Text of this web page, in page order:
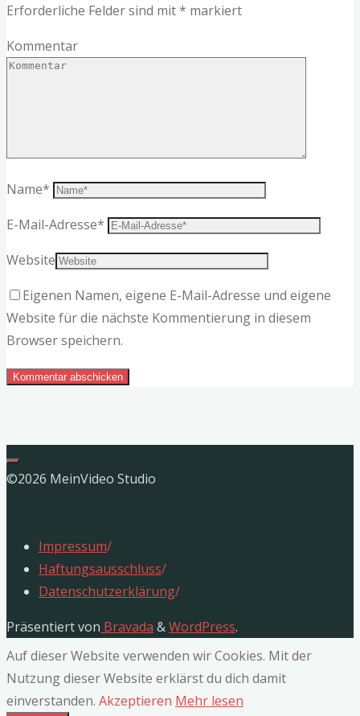
Erforderliche Felder sind mit* markiert
Kommentar
Name*
E-Mail-Adresse*
Website
Eigenen Namen, eigene E-Mail-Adresse und eigene
Website für die nächste Kommentierung in diesem
Browser speichern.
©2026 MeinVideo Studio
Impressum/
Haftungsausschluss/
Datenschutzerklärung/
Präsentiert von Bravada &WordPress.
Auf dieser Website verwenden wir Cookies. Mit der
Nutzung dieser Website erklärst du dich damit
einverstanden. Akzeptieren Mehr lesen